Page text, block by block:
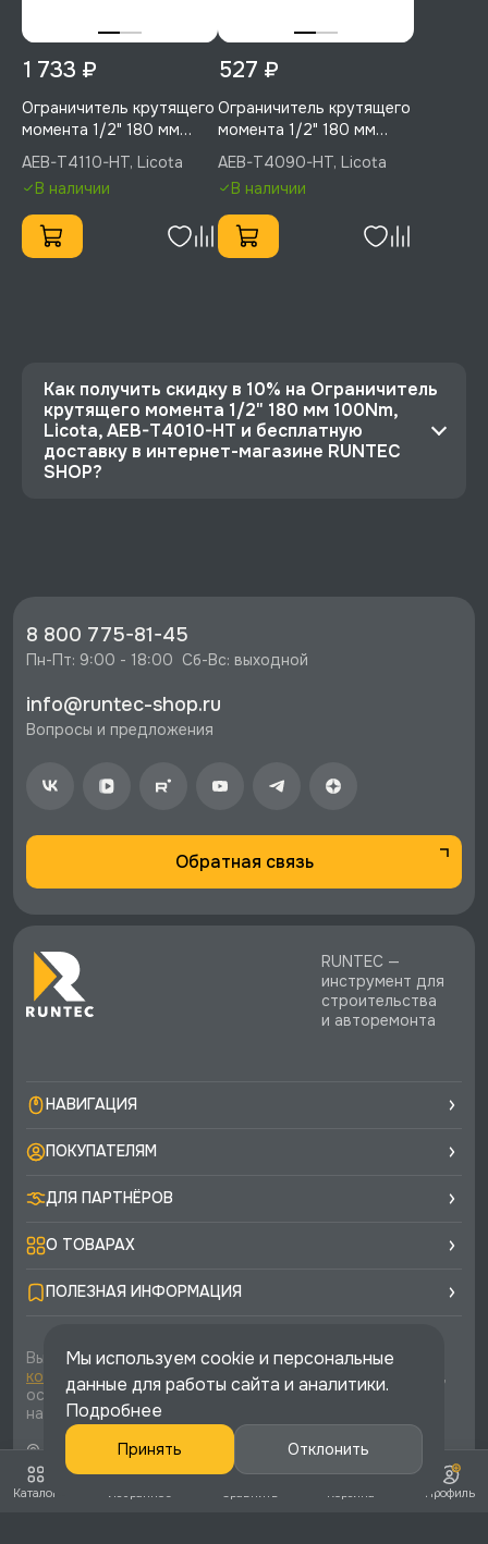
1 733 ₽
Ограничитель крутящего
момента 1/2" 180 мм
110Nm, Licota, AEB-T4110-
HT
AEB-T4110-HT, Licota
В наличии
527 ₽
Ограничитель крутящего
момента 1/2" 180 мм
90Nm, Licota, AEB-
T4090-HT
AEB-T4090-HT, Licota
В наличии
Как получить скидку в 10% на Ограничитель
крутящего момента 1/2" 180 мм 100Nm,
Licota, AEB-T4010-HT и бесплатную
доставку в интернет-магазине RUNTEC
SHOP?
скидкой - 1399 руб.
⚡️ Бесплатная доставка в Москве, Санкт-
стоимости заказа.
8 800 775-81-45
Пн-Пт: 9:00 - 18:00  Сб-Вс: выходной
info@runtec-shop.ru
Вопросы и предложения
Обратная связь
RUNTEC —
инструмент для
строительства
и авторемонта
НАВИГАЦИЯ
ПОКУПАТЕЛЯМ
ДЛЯ ПАРТНЁРОВ
О ТОВАРАХ
ПОЛЕЗНАЯ ИНФОРМАЦИЯ
Вы соглашаетесь с условиямиполитики
конфиденциальностиипубличной офертыкаждый раз,
оставляя свои данные в любой форме обратной связи
на сайте runtec-shop.ru
© 2026 «Runtec», официальный интернет-магазин. Все
права защищены
Каталог Профиль
Мы используем cookie и персональные
данные для работы сайта и аналитики.
Подробнее
Принять Отклонить